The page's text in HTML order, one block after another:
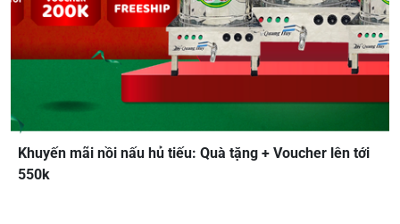
Khuyến mãi nồi nấu hủ tiếu: Quà tặng + Voucher lên tới
550k